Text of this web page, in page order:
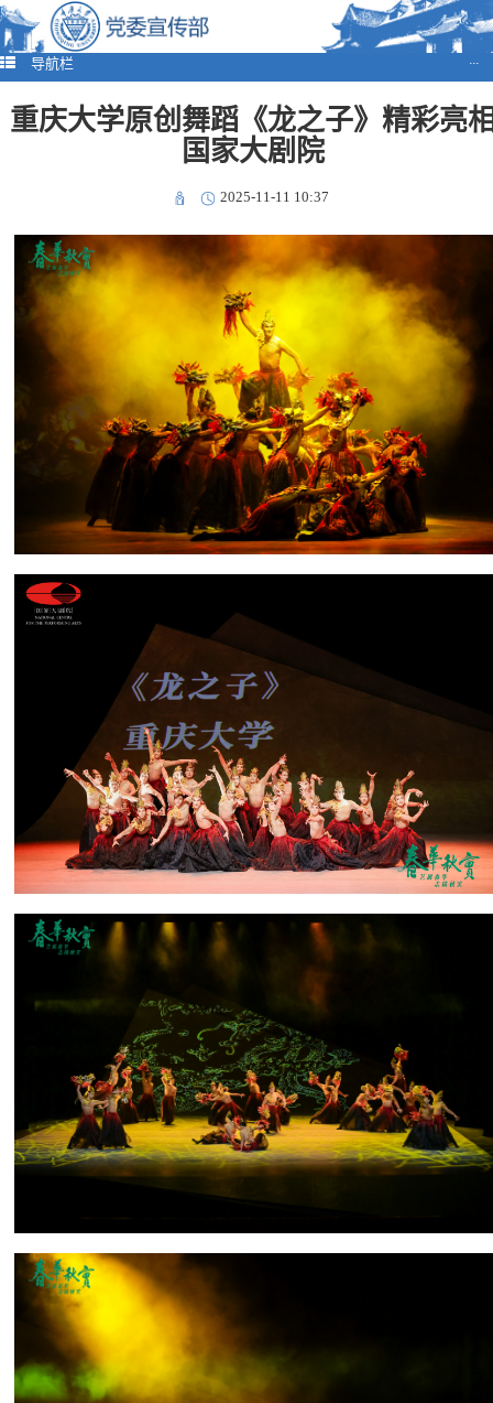
导航栏 ···
重庆大学原创舞蹈《龙之子》精彩亮
国家大剧院
2025-11-11 10:37